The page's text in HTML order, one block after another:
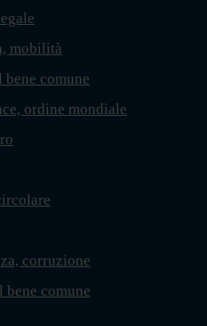
mobilità
bene comune
ordine mondiale
corruzione
bene comune